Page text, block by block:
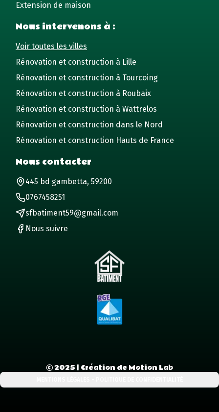
Extension de maison
Nous intervenons à :
Voir toutes les villes
Rénovation et construction à Lille
Rénovation et construction à Tourcoing
Rénovation et construction à Roubaix
Rénovation et construction à Wattrelos
Rénovation et construction dans le Nord
Rénovation et construction Hauts de France
Nous contacter
445 bd gambetta, 59200
0767458251
sfbatiment59@gmail.com
Nous suivre
©2025 | Création de Motion Lab